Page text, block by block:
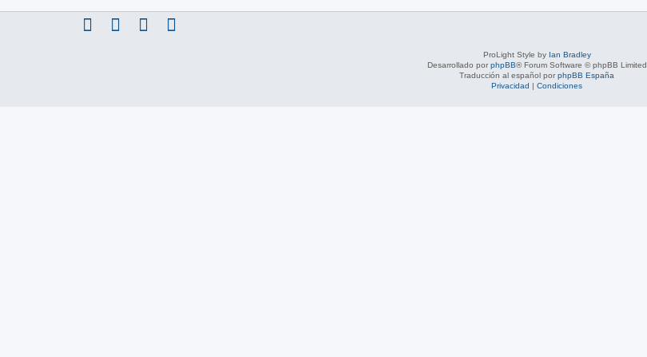
ProLight Style by Ian Bradley
Desarrollado por phpBB® Forum Software © phpBB Limited
Traducción al español por phpBB España
Privacidad | Condiciones